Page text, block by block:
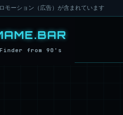
モーション（広告）が含まれています